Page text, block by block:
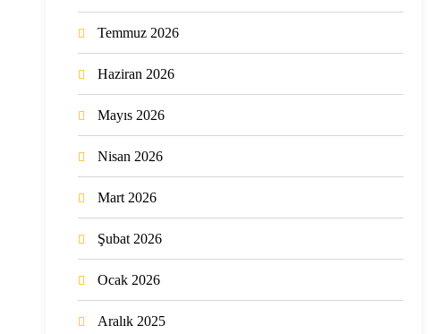
Temmuz 2026
Haziran 2026
Mayıs 2026
Nisan 2026
Mart 2026
Şubat 2026
Ocak 2026
Aralık 2025